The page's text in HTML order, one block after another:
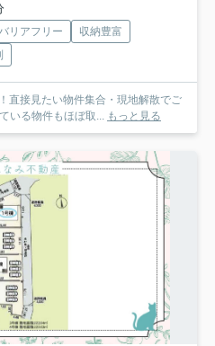
リアフリー
収納豊富
直接見たい物件集合・現地解散でご
いる物件もほぼ取... もっと見る